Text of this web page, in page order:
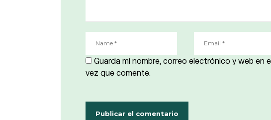
Guarda mi nombre, correo electrónico y web en
vez que comente.